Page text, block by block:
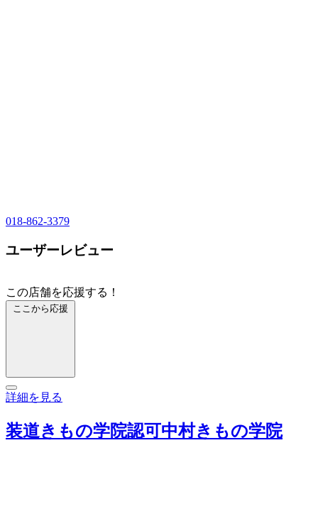
018-862-3379
ユーザーレビュー
この店舗を応援する！
ここから応援
詳細を見る
装道きもの学院認可中村きもの学院